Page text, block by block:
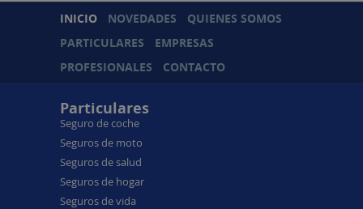
INICIO NOVEDADES
QUIENES SOMOS
PARTICULARES
EMPRESAS
PROFESIONALES
CONTACTO
Particulares
Seguro de coche
Seguros de moto
Seguros de salud
Seguros de hogar
Seguros de vida